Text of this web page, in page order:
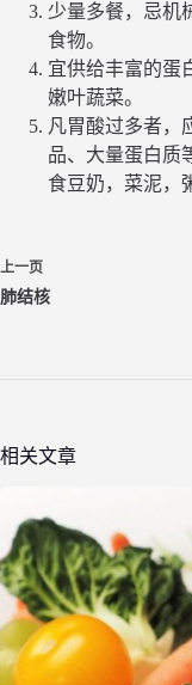
少量多餐，忌机
食物。
宜供给丰富的蛋
嫩叶蔬菜。
凡胃酸过多者，
品、大量蛋白质
食豆奶，菜泥，
上一页
肺结核
相关文章